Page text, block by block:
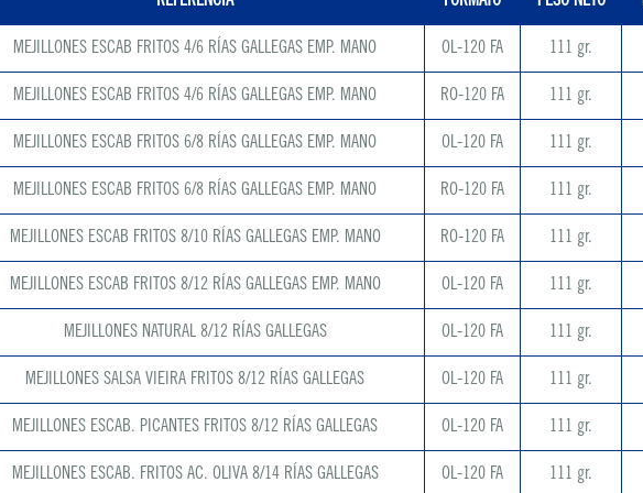
MEJILLONES ESCAB FRITOS 4/6 RÍAS GALLEGAS EMP. MANO OL-120 FA 111 gr.
MEJILLONES ESCAB FRITOS 4/6 RÍAS GALLEGAS EMP. MANO RO-120 FA 111 gr.
MEJILLONES ESCAB FRITOS 6/8 RÍAS GALLEGAS EMP. MANO OL-120 FA 111 gr.
MEJILLONES ESCAB FRITOS 6/8 RÍAS GALLEGAS EMP. MANO RO-120 FA 111 gr.
MEJILLONES ESCAB FRITOS 8/10 RÍAS GALLEGAS EMP. MANO RO-120 FA 111 gr.
MEJILLONES ESCAB FRITOS 8/12 RÍAS GALLEGAS EMP. MANO OL-120 FA 111 gr.
MEJILLONES NATURAL 8/12 RÍAS GALLEGAS OL-120 FA 111 gr.
MEJILLONES SALSA VIEIRA FRITOS 8/12 RÍAS GALLEGAS OL-120 FA 111 gr.
MEJILLONES ESCAB. PICANTES FRITOS 8/12 RÍAS GALLEGAS OL-120 FA 111 gr.
MEJILLONES ESCAB. FRITOS AC. OLIVA 8/14 RÍAS GALLEGAS OL-120 FA 111 gr.